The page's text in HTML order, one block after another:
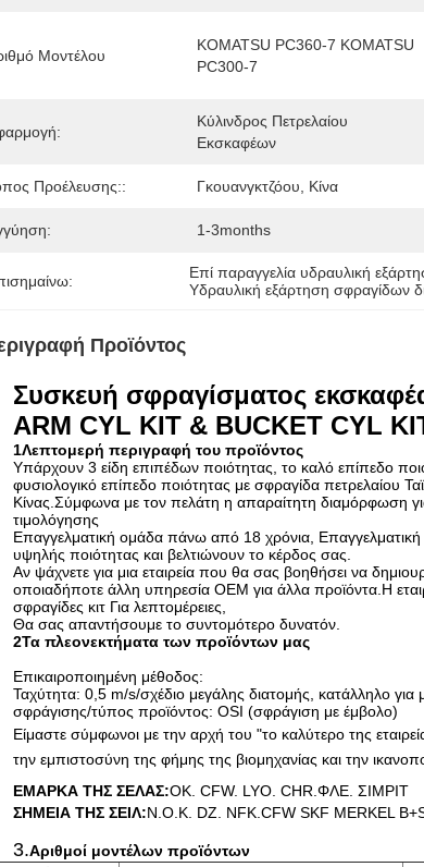
Μοντέλου
KOMATSU PC360-7 KOMATSU
PC300-7
Κύλινδρος Πετρελαίου
Εκσκαφέων
Προέλευσης:: Γκουανγκτζόου, Κίνα
1-3months
Επί παραγγελία υδραυλική
Υδραυλική εξάρτηση σφραγίδων
Προϊόντος
Συσκευή σφραγίσματος
ARM CYL KIT & BUCKET CYL
1Λεπτομερή περιγραφή του προϊόντος
Υπάρχουν 3 είδη επιπέδων ποιότητας, το καλό επίπεδο
φυσιολογικό επίπεδο ποιότητας με σφραγίδα πετρελαίου
Κίνας.Σύμφωνα με τον πελάτη η απαραίτητη διαμόρφωση
τιμολόγησης
Επαγγελματική ομάδα πάνω από 18 χρόνια, Επαγγελματική
υψηλής ποιότητας και βελτιώνουν το κέρδος σας.
Αν ψάχνετε για μια εταιρεία που θα σας βοηθήσει να
οποιαδήποτε άλλη υπηρεσία OEM για άλλα προϊόντα.Η
σφραγίδες κιτ Για λεπτομέρειες,
Θα σας απαντήσουμε το συντομότερο δυνατόν.
2Τα πλεονεκτήματα των προϊόντων μας
Επικαιροποιημένη μέθοδος:
Ταχύτητα: 0,5 m/s/σχέδιο μεγάλης διατομής, κατάλληλο για
σφράγισης/τύπος προϊόντος: OSI (σφράγιση με έμβολο)
Είμαστε σύμφωνοι με την αρχή του "το καλύτερο της
την εμπιστοσύνη της φήμης της βιομηχανίας και την
ΕΜΑΡΚΑ ΤΗΣ ΣΕΛΑΣ:ΟΚ. CFW. LYO. CHR. ΦΛΕ. ΣΙΜΡΙΤ
ΣΗΜΕΙΑ ΤΗΣ ΣΕΙΛ:N.O.K. DZ. NFK.CFW SKF MERKEL
3.Αριθμοί μοντέλων προϊόντων